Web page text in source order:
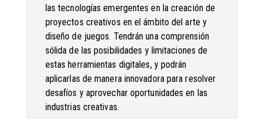
las tecnologías emergentes en la creación de
proyectos creativos en el ámbito del arte y
diseño de juegos. Tendrán una comprensión
sólida de las posibilidades y limitaciones de
estas herramientas digitales, y podrán
aplicarlas de manera innovadora para resolver
desafíos y aprovechar oportunidades en las
industrias creativas.